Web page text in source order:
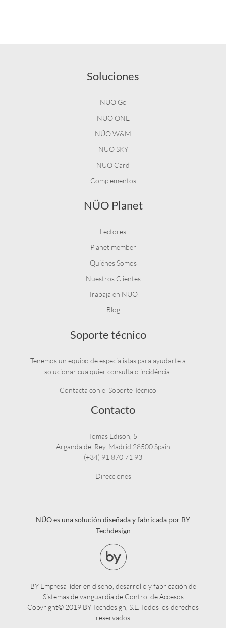
Soluciones
NÜO Go
NÜO ONE
NÜO W&M
NÜO SKY
NÜO Card
Complementos
NÜO Planet
Lectores
Planet member
Quiénes Somos
Nuestros Clientes
Trabaja en NÜO
Blog
Soporte técnico
Tenemos un equipo de especialistas para ayudarte a
solucionar cualquier consulta o incidéncia.
Contacta con el Soporte Técnico
Contacto
Tomas Edison, 5
Arganda del Rey, Madrid 28500 Spain
(+34) 91 870 71 93
Direcciones
NÜO es una solución diseñada y fabricada por BY
Techdesign
BY Empresa líder en diseño, desarrollo y fabricación de
Sistemas de vanguardia de Control de Accesos
Copyright© 2019 BY Techdesign, S.L. Todos los derechos
reservados